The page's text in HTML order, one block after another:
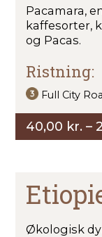
Pacamara,
kaffesorter,
og Pacas.
Ristning:
Full City
40,00 kr. –
Økologisk